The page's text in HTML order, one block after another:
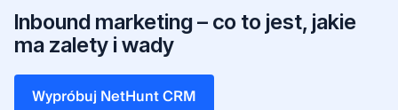
Inbound marketing – co to jest, jakie
ma zalety i wady
Wypróbuj NetHunt CRM